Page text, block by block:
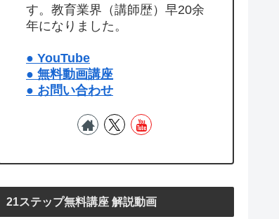
す。教育業界（講師歴）早20余
年になりました。
● YouTube
● 無料動画講座
● お問い合わせ
21ステップ無料講座 解説動画